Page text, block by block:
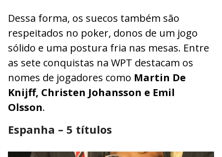
Dessa forma, os suecos também são
respeitados no poker, donos de um jogo
sólido e uma postura fria nas mesas. Entre
as sete conquistas na WPT destacam os
nomes de jogadores como Martin De
Knijff, Christen Johansson e Emil
Olsson.
Espanha – 5 títulos